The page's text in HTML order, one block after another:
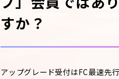
すか？
アップグレード受付はFC最速先